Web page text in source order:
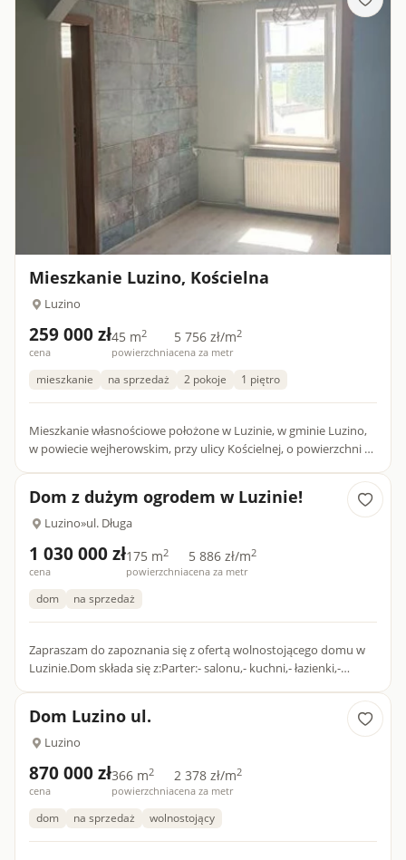
Mieszkanie Luzino, Kościelna
Luzino
259 000 zł
cena
45 m2
powierzchnia
5 756 zł/m2
cena za metr
mieszkanie na sprzedaż 2 pokoje 1 piętro
Mieszkanie własnościowe położone w Luzinie, w gminie Luzino,
w powiecie wejherowskim, przy ulicy Kościelnej, o powierzchni 45
Dom z dużym ogrodem w Luzinie!
Luzino»ul. Długa
1 030 000 zł
cena
175 m2
powierzchnia
5 886 zł/m2
cena za metr
dom na sprzedaż
Zapraszam do zapoznania się z ofertą wolnostojącego domu w
Luzinie.Dom składa się z:Parter:- salonu,- kuchni,- łazienki,-
Dom Luzino ul.
Luzino
870 000 zł
cena
366 m2
powierzchnia
2 378 zł/m2
cena za metr
dom na sprzedaż wolnostojący